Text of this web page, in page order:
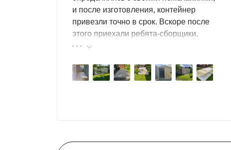
и после изготовления, контейнер
привезли точно в срок. Вскоре после
этого приехали ребята-сборщики,
быстро, за пару часов, всё собрали.
поэтому всем советуем эту фирму.